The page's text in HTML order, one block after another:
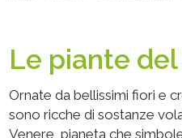
Le piante
Ornate da bellissimi fiori e
sono ricche di sostanze
Venere, pianeta che